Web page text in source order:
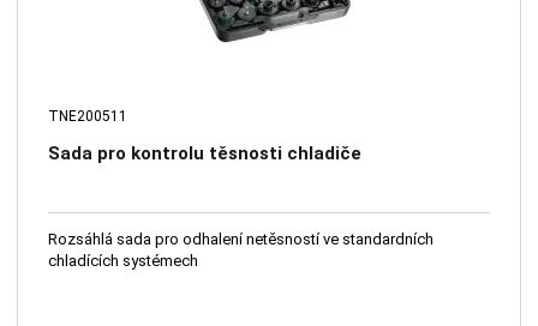
TNE200511
Sada pro kontrolu těsnosti chladiče
Rozsáhlá sada pro odhalení netěsností ve standardních
chladících systémech